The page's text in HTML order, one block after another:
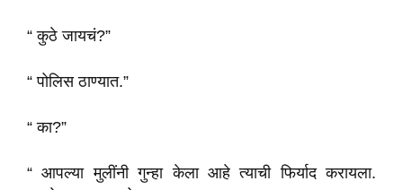
“ कुठे जायचं?”
“ पोलिस ठाण्यात.”
“ का?”
“ आपल्या मुलींनी गुन्हा केला आहे त्याची फिर्याद करायला.